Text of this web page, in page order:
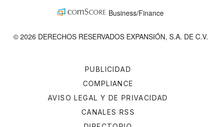
PUBLICIDAD
COMPLIANCE
AVISO LEGAL Y DE PRIVACIDAD
CANALES RSS
Business/Finance
© 2026 DERECHOS RESERVADOS EXPANSIÓN, S.A. DE C.V.